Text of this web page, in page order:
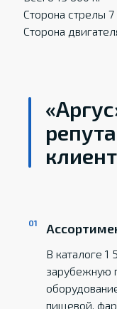
Сторона стрелы 7
Сторона
В каталоге 1
зарубежную
пищевой,